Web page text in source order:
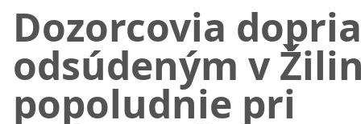
Dozorcovia
odsúdeným v
popoludnie pri